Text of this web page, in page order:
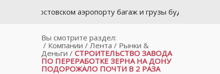
В ростовском аэропорту багаж и грузы будут
Вы смотрите раздел:
/ Компании /Лента / Рынки &
Деньги / СТРОИТЕЛЬСТВО ЗАВОДА
ПО ПЕРЕРАБОТКЕ ЗЕРНА НА ДОНУ
ПОДОРОЖАЛО ПОЧТИ В 2 РАЗА